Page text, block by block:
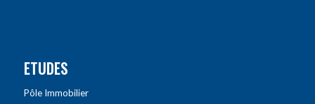
ETUDES
Pôle Immobilier